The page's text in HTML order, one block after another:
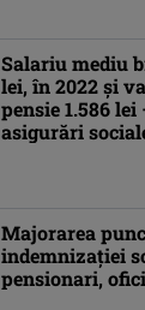
Salariu mediu
lei, în 2022 şi
pensie 1.586
asigurări
Majorarea
indemnizaţiei
pensionari,